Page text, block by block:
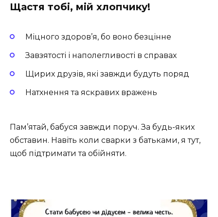
Щастя тобі, мій хлопчику!
Міцного здоров’я, бо воно безцінне
Завзятості і наполегливості в справах
Щирих друзів, які завжди будуть поряд
Натхнення та яскравих вражень
Пам’ятай, бабуся завжди поруч. За будь-яких
обставин. Навіть коли сварки з батьками, я тут,
щоб підтримати та обійняти.